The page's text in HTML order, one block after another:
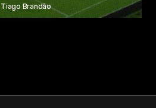
Tiago Brandão